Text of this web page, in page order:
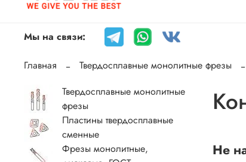
Мы на связи:
Главная Твердосплавные монолитные фрезы
Не
Твердосплавные монолитные
фрезы
Пластины твердосплавные
сменные
Фрезы монолитные,